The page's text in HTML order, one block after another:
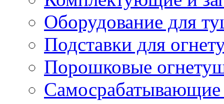
Оборудование для
Подставки для
Порошковые